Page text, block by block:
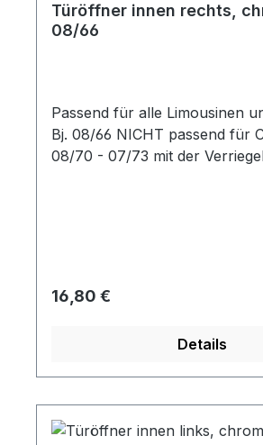
Türöffner innen rechts,
08/66
Passend für alle Limousinen
Bj. 08/66 NICHT passend für Cabrio Bj. Bj.
08/70 - 07/73 mit der
Regulärer Preis:
16,80 €
Details